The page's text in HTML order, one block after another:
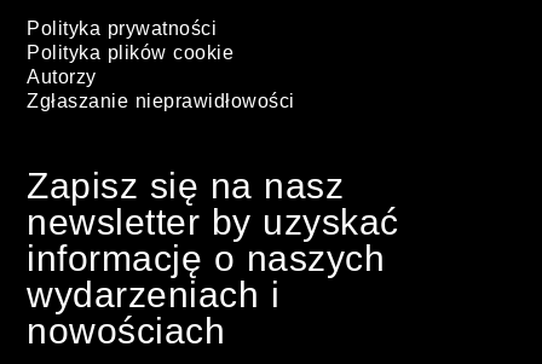
Polityka prywatności
Polityka plików cookie
Autorzy
Zgłaszanie nieprawidłowości
Zapisz się na nasz
newsletter by uzyskać
informację o naszych
wydarzeniach i
nowościach